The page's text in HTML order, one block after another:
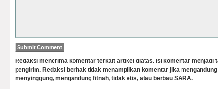
Redaksi menerima komentar terkait artikel diatas. Isi komentar menjadi
pengirim. Redaksi berhak tidak menampilkan komentar jika
menyinggung, mengandung fitnah, tidak etis, atau berbau SARA.